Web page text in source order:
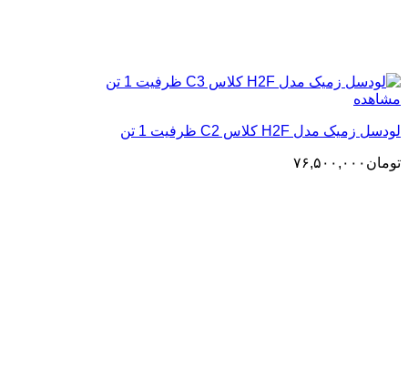
مشاهده
لودسل زمیک مدل H2F کلاس C2 ظرفیت 1 تن
تومان ۷۶,۵۰۰,۰۰۰